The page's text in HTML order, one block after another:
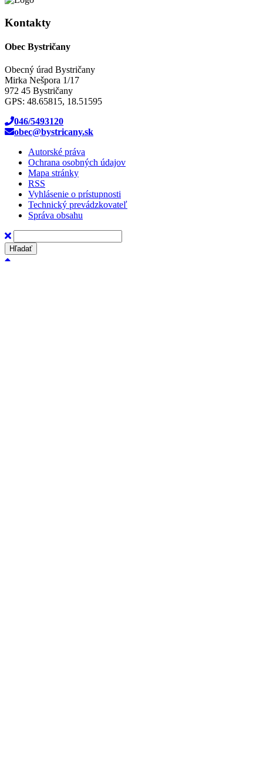
Kontakty
Obec Bystričany
Obecný úrad Bystričany
Mirka Nešpora 1/17
972 45 Bystričany
GPS: 48.65815, 18.51595
046/5493120
obec@bystricany.sk
Autorské práva
Ochrana osobných údajov
Mapa stránky
RSS
Vyhlásenie o prístupnosti
Technický prevádzkovateľ
Správa obsahu
Hľadať